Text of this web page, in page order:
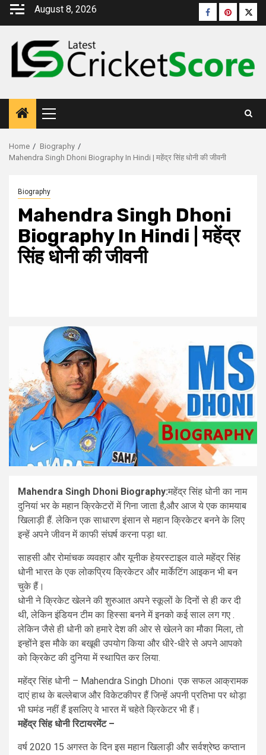
August 8, 2026
Home
Biography
Mahendra Singh Dhoni Biography In Hindi | महेंद्र सिंह धोनी की जीवनी
Biography
Mahendra Singh Dhoni
Biography In Hindi | महेंद्र
सिंह धोनी की जीवनी
Mahendra Singh Dhoni Biography:महेंद्र सिंह धोनी का नाम
दुनियां भर के महान क्रिकेटरों में गिना जाता है,और आज ये एक कामयाब
खिलाड़ी हैं. लेकिन एक साधारण इंसान से महान क्रिकेटर बनने के लिए
इन्हें अपने जीवन में काफी संघर्ष करना पड़ा था.
साहसी और रोमांचक व्यवहार और यूनीक हेयरस्टाइल वाले महेंद्र सिंह
धोनी भारत के एक लोकप्रिय क्रिकेटर और मार्केटिंग आइकन भी बन
चुके हैं।
धोनी ने क्रिकेट खेलने की शुरुआत अपने स्कूलों के दिनों से ही कर दी
थी, लेकिन इंडियन टीम का हिस्सा बनने में इनको कई साल लग गए .
लेकिन जैसे ही धोनी को हमारे देश की ओर से खेलने का मौका मिला, तो
इन्होंने इस मौके का बखूबी उपयोग किया और धीरे-धीरे से अपने आपको
को क्रिकेट की दुनिया में स्थापित कर लिया.
महेंद्र सिंह धोनी – Mahendra Singh Dhoni एक सफल आक्रामक
दाएं हाथ के बल्लेबाज और विकेटकीपर हैं जिन्हें अपनी प्रतिभा पर थोड़ा
भी घमंड नहीं हैं इसलिए वे भारत में चहेते क्रिकेटर भी हैं।
महेंद्र सिंह धोनी रिटायरमेंट –
वर्ष 2020 15 अगस्त के दिन इस महान खिलाड़ी और सर्वश्रेष्ठ कप्तान